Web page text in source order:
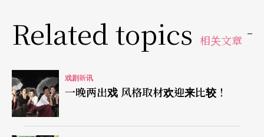
Related topics 相关文章
戏剧新讯
一晚两出戏 风格取材欢迎来比较！